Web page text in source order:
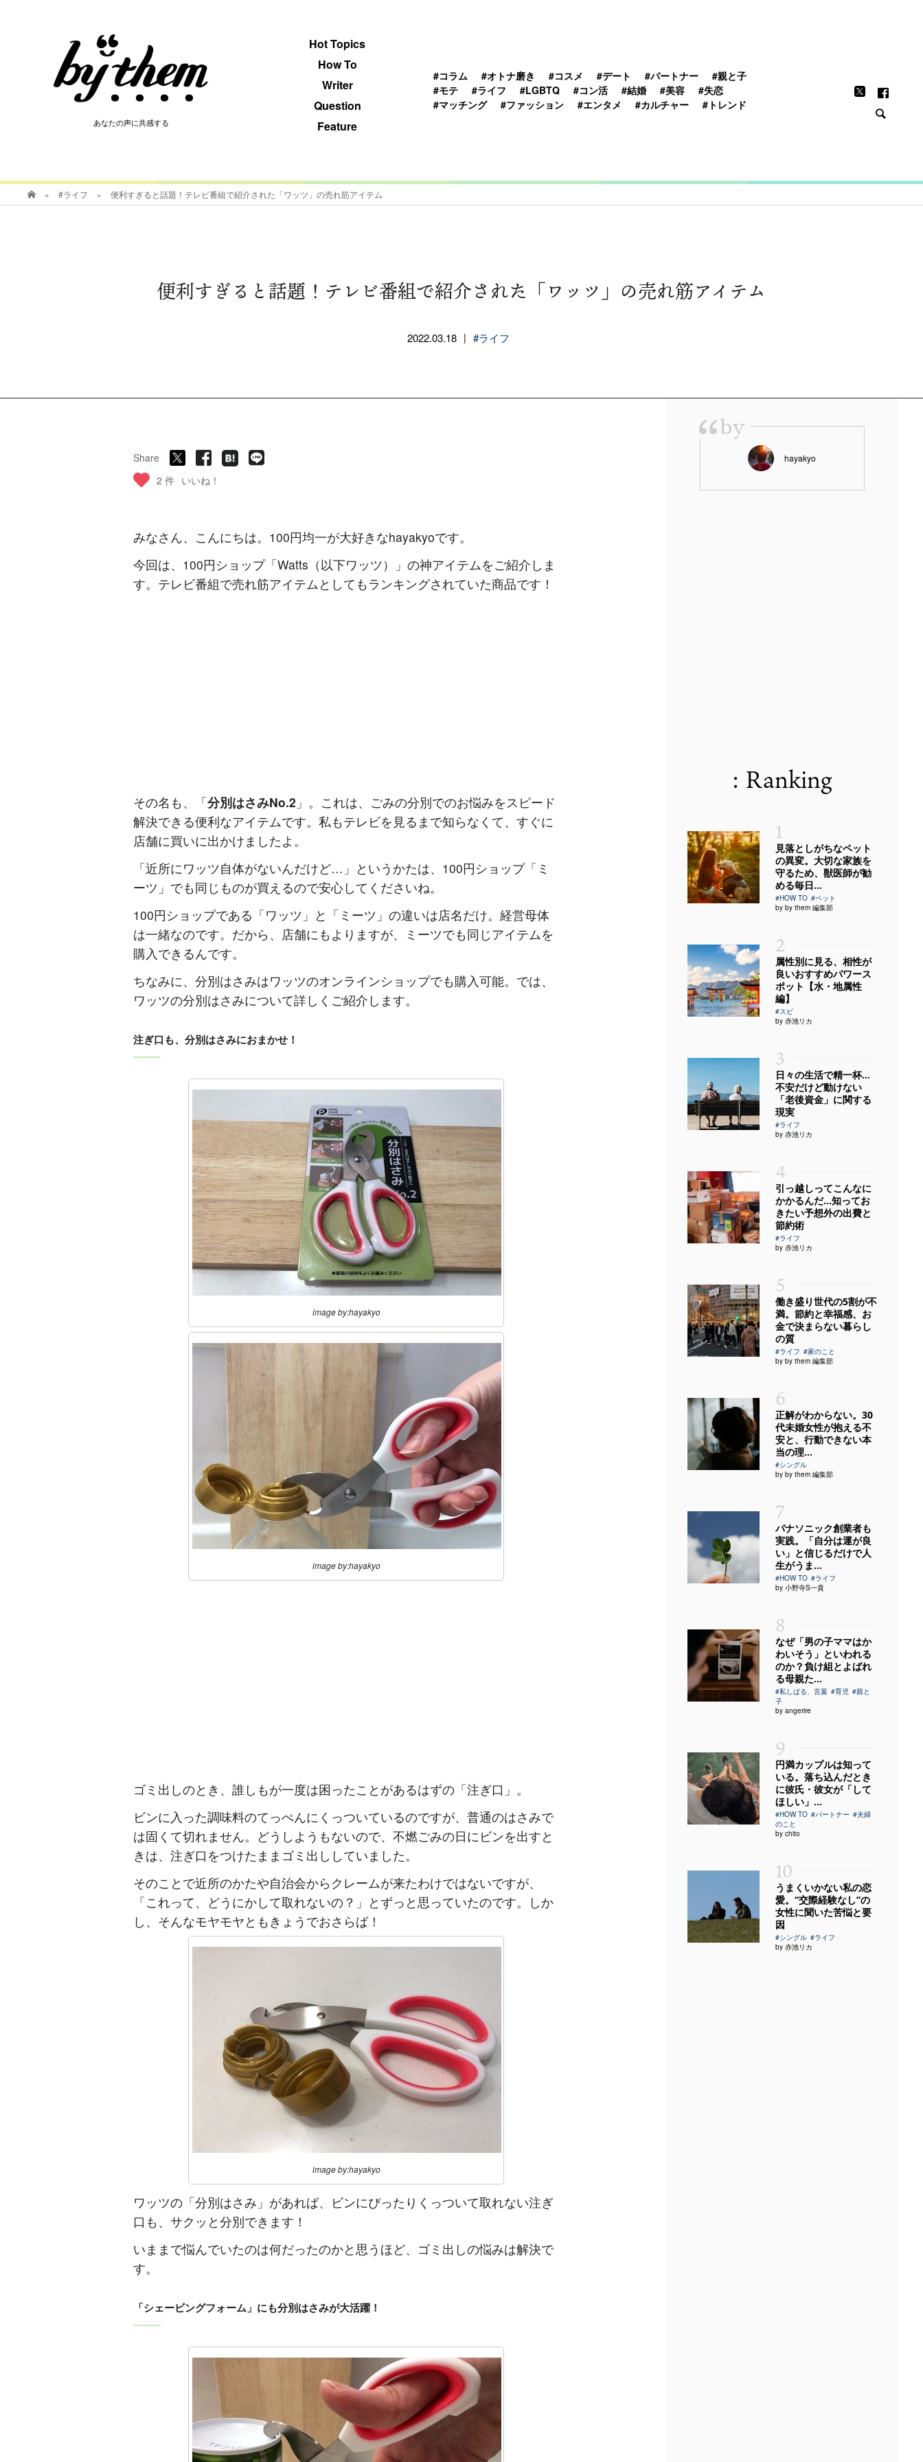
あなたの声に共感する
Hot Topics
How To
Writer
Question
Feature
#コラム #オトナ磨き #コスメ #デート #パートナー
#親と子
#モテ
#ライフ #LGBTQ #コン活 #結婚 #美容
#失恋
#マッチング
#ファッション #エンタメ #カルチャー #トレンド
あなたの声に共感する
» #ライフ » 便利すぎると話題！テレビ番組で紹介された「ワッツ」の売れ筋アイテム
便利すぎると話題！テレビ番組で紹介された「ワッツ」の売れ筋アイテム
2022.03.18 | #ライフ
Share
2 件 いいね！
みなさん、こんにちは。100円均一が大好きなhayakyoです。
今回は、100円ショップ「Watts（以下ワッツ）」の神アイテムをご紹介しま
す。テレビ番組で売れ筋アイテムとしてもランキングされていた商品です！
その名も、「分別はさみNo.2 」。これは、ごみの分別でのお悩みをスピード
解決できる便利なアイテムです。私もテレビを見るまで知らなくて、すぐに
店舗に買いに出かけましたよ。
「近所にワッツ自体がないんだけど…」というかたは、100円ショップ「ミ
ーツ」でも同じものが買えるので安心してくださいね。
100円ショップである「ワッツ」と「ミーツ」の違いは店名だけ。経営母体
は一緒なのです。だから、店舗にもよりますが、ミーツでも同じアイテムを
購入できるんです。
ちなみに、分別はさみはワッツのオンラインショップでも購入可能。では、
ワッツの分別はさみについて詳しくご紹介します。
注ぎ口も、分別はさみにおまかせ！
image by:hayakyo
image by:hayakyo
ゴミ出しのとき、誰しもが一度は困ったことがあるはずの「注ぎ口」。
ビンに入った調味料のてっぺんにくっついているのですが、普通のはさみで
は固くて切れません。どうしようもないので、不燃ごみの日にビンを出すと
きは、注ぎ口をつけたままゴミ出ししていました。
そのことで近所のかたや自治会からクレームが来たわけではないですが、
「これって、どうにかして取れないの？」とずっと思っていたのです。しか
し、そんなモヤモヤともきょうでおさらば！
image by:hayakyo
ワッツの「分別はさみ」があれば、ビンにぴったりくっついて取れない注ぎ
口も、サクッと分別できます！
いままで悩んでいたのは何だったのかと思うほど、ゴミ出しの悩みは解決で
す。
「シェービングフォーム」にも分別はさみが大活躍！
“by
hayakyo
: Ranking
1
見落としがちなペット
の異変。大切な家族を
守るため、獣医師が勧
める毎日...
#HOW TO #ペット
by by them 編集部
2
属性別に見る、相性が
良いおすすめパワース
ポット【水・地属性
編】
#スピ
by 赤池リカ
3
日々の生活で精一杯…
不安だけど動けない
「老後資金」に関する
現実
#ライフ
by 赤池リカ
4
引っ越しってこんなに
かかるんだ…知ってお
きたい予想外の出費と
節約術
#ライフ
by 赤池リカ
5
働き盛り世代の5割が不
満。節約と幸福感、お
金で決まらない暮らし
の質
#ライフ #家のこと
by by them 編集部
6
正解がわからない。30
代未婚女性が抱える不
安と、行動できない本
当の理...
#シングル
by by them 編集部
7
パナソニック創業者も
実践。「自分は運が良
い」と信じるだけで人
生がうま...
#HOW TO #ライフ
by 小野寺S一貴
8
なぜ「男の子ママはか
わいそう」といわれる
のか？負け組とよばれ
る母親た...
#私しばる、言葉 #育児 #親と
子
by angerire
9
円満カップルは知って
いる。落ち込んだとき
に彼氏・彼女が「して
ほしい」...
#HOW TO #パートナー #夫婦
のこと
by chito
10
うまくいかない私の恋
愛。“交際経験なし”の
女性に聞いた苦悩と要
因
#シングル #ライフ
by 赤池リカ